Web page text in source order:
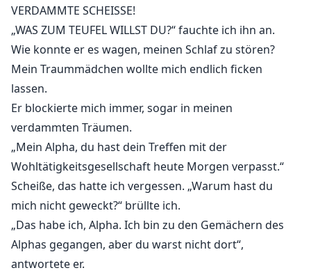
VERDAMMTE SCHEISSE!
„WAS ZUM TEUFEL WILLST DU?“ fauchte ich ihn an.
Wie konnte er es wagen, meinen Schlaf zu stören?
Mein Traummädchen wollte mich endlich ficken
lassen.
Er blockierte mich immer, sogar in meinen
verdammten Träumen.
„Mein Alpha, du hast dein Treffen mit der
Wohltätigkeitsgesellschaft heute Morgen verpasst.“
Scheiße, das hatte ich vergessen. „Warum hast du
mich nicht geweckt?“ brüllte ich.
„Das habe ich, Alpha. Ich bin zu den Gemächern des
Alphas gegangen, aber du warst nicht dort“,
antwortete er.